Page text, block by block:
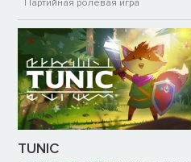
Партийная ролевая игра
TUNIC